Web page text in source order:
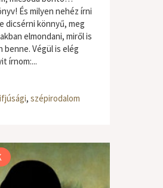
És milyen nehéz írni
dicsérni könnyű, meg
elmondani, miről is
benne. Végül is elég
írnom:...
, szépirodalom